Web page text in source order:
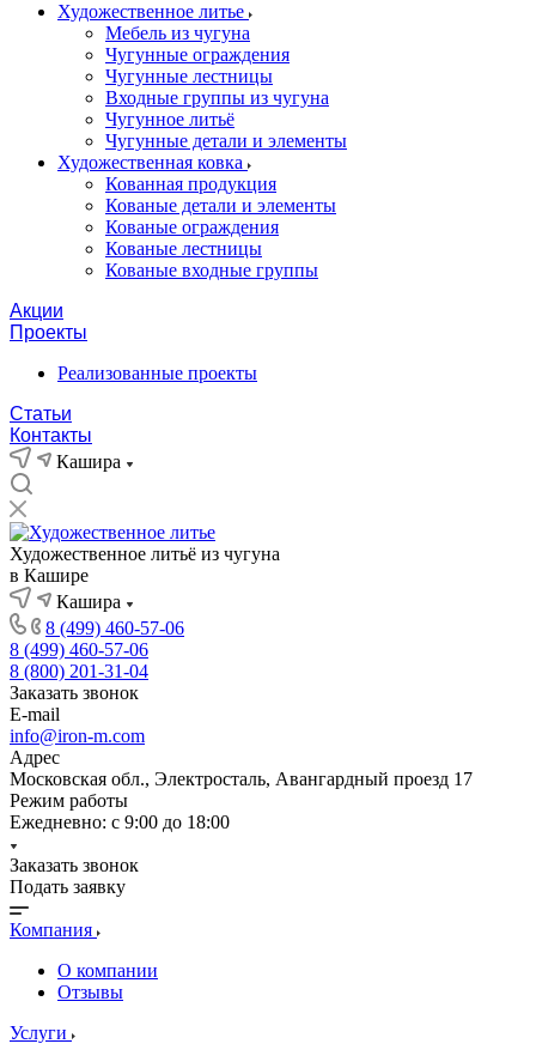
Художественное литье
Мебель из чугуна
Чугунные ограждения
Чугунные лестницы
Входные группы из чугуна
Чугунное литьё
Чугунные детали и элементы
Художественная ковка
Кованная продукция
Кованые детали и элементы
Кованые ограждения
Кованые лестницы
Кованые входные группы
Акции
Проекты
Реализованные проекты
Статьи
Контакты
Кашира
Художественное литьё из чугуна
в Кашире
Кашира
8 (499) 460-57-06
8 (499) 460-57-06
8 (800) 201-31-04
Заказать звонок
E-mail
info@iron-m.com
Адрес
Московская обл., Электросталь, Авангардный проезд 17
Режим работы
Ежедневно: с 9:00 до 18:00
Заказать звонок
Подать заявку
Компания
О компании
Отзывы
Услуги